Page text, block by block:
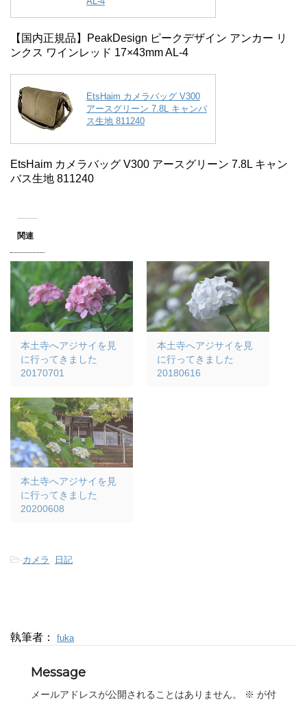
【国内正規品】PeakDesign ピークデザイン アンカー リ
ンクス ワインレッド 17×43mm AL-4
EtsHaim カメラバッグ V300
アースグリーン 7.8L キャンバ
ス生地 811240
EtsHaim カメラバッグ V300 アースグリーン 7.8L キャン
バス生地 811240
関連
本土寺へアジサイを見
に行ってきました
20170701
本土寺へアジサイを見
に行ってきました
20180616
本土寺へアジサイを見
に行ってきました
20200608
-カメラ 日記
執筆者： fuka
Message
メールアドレスが公開されることはありません。 ※ が付